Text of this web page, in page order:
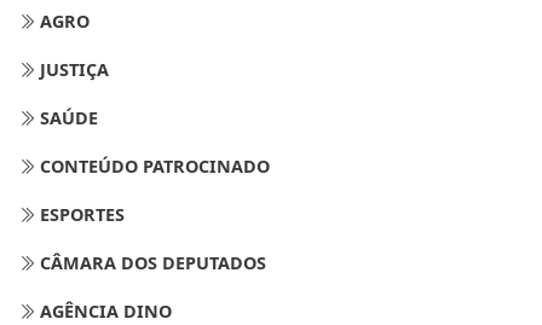
AGRO
JUSTIÇA
SAÚDE
CONTEÚDO PATROCINADO
ESPORTES
CÂMARA DOS DEPUTADOS
AGÊNCIA DINO